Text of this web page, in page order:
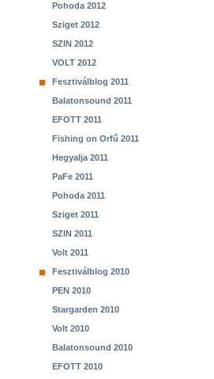
Pohoda 2012
Sziget 2012
SZIN 2012
VOLT 2012
Fesztiválblog 2011
Balatonsound 2011
EFOTT 2011
Fishing on Orfű 2011
Hegyalja 2011
PaFe 2011
Pohoda 2011
Sziget 2011
SZIN 2011
Volt 2011
Fesztiválblog 2010
PEN 2010
Stargarden 2010
Volt 2010
Balatonsound 2010
EFOTT 2010